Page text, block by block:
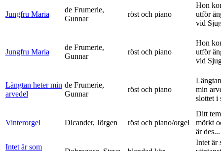
Jungfru Maria
de Frumerie,
Gunnar
röst och piano
Hon
utför
vid
Jungfru Maria
de Frumerie,
Gunnar
röst och piano
Hon
utför
vid
Längtan heter min
arvedel
de Frumerie,
Gunnar
röst och piano
min
slottet i
Vinterorgel Dicander, Jörgen röst och piano/orgel
Ditt
mörkt
är des...
Intet är som
Intet är